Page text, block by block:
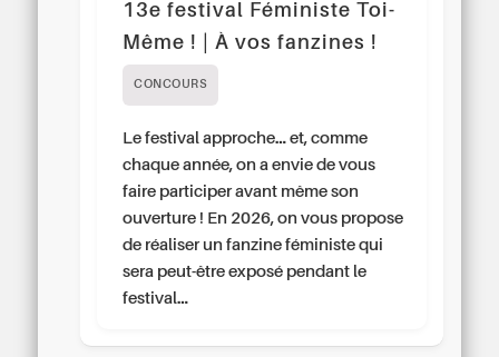
13e festival Féministe Toi-
Même ! | À vos fanzines !
CONCOURS
Le festival approche… et, comme
chaque année, on a envie de vous
faire participer avant même son
ouverture ! En 2026, on vous propose
de réaliser un fanzine féministe qui
sera peut-être exposé pendant le
festival…